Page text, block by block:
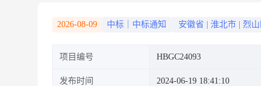
2026-08-09 中标｜中标通知 安徽省 淮北市 烈山
项目编号 HBGC24093
发布时间 2024-06-19 18:41:10